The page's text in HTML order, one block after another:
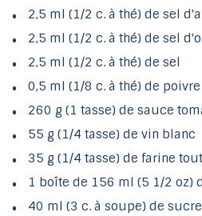
2,5 ml (1/2 c. à thé) de sel
2,5 ml (1/2 c. à thé) de sel
2,5 ml (1/2 c. à thé) de sel
0,5 ml (1/8 c. à thé) de poivre
260 g (1 tasse) de sauce
55 g (1/4 tasse) de vin blanc
35 g (1/4 tasse) de farine
1 boîte de 156 ml (5 1/2 oz)
40 ml (3 c. à soupe) de